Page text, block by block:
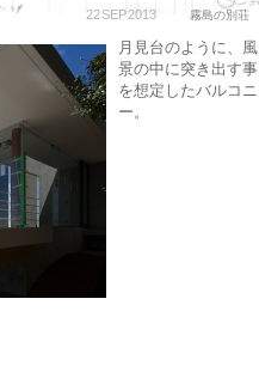
22SEP2013 霧島の別荘
月見台のように、風
景の中に突き出す事
を想定したバルコニ
ー。